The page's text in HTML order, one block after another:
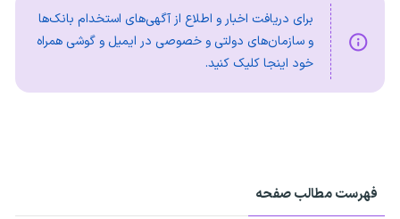
برای دریافت اخبار و اطلاع از آگهی‌های استخدام بانک‌ها
و سازمان‌های دولتی و خصوصی در ایمیل و گوشی همراه
خود اینجا کلیک کنید.
فهرست مطالب صفحه